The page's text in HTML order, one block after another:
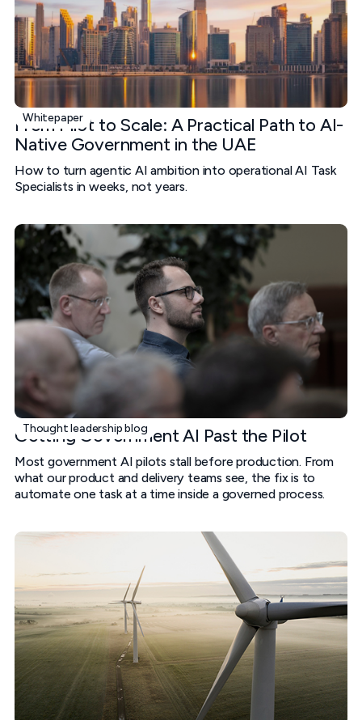
Whitepaper
From Pilot to Scale: A Practical Path to AI-
Native Government in the UAE
How to turn agentic AI ambition into operational AI Task
Specialists in weeks, not years.
Thought leadership blog
Getting Government AI Past the Pilot
Most government AI pilots stall before production. From
what our product and delivery teams see, the fix is to
automate one task at a time inside a governed process.